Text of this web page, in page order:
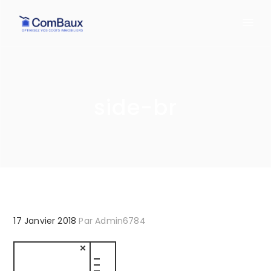
17 Janvier 2018 ParAdmin6784